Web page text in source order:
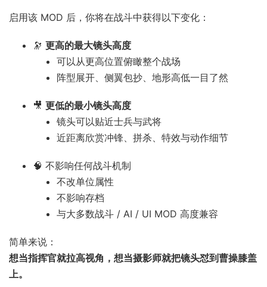
启用该 MOD 后，你将在战斗中获得以下变化：
🔭 更高的最大镜头高度
可以从更高位置俯瞰整个战场
阵型展开、侧翼包抄、地形高低一目了然
🎥 更低的最小镜头高度
镜头可以贴近士兵与武将
近距离欣赏冲锋、拼杀、特效与动作细节
🧠 不影响任何战斗机制
不改单位属性
不影响存档
与大多数战斗 / AI / UI MOD 高度兼容
简单来说：
想当指挥官就拉高视角，想当摄影师就把镜头怼到曹操膝盖
上。